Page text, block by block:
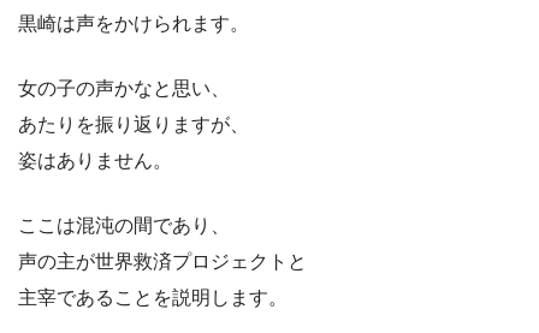
黒崎は声をかけられます。
女の子の声かなと思い、
あたりを振り返りますが、
姿はありません。
ここは混沌の間であり、
声の主が世界救済プロジェクトと
主宰であることを説明します。